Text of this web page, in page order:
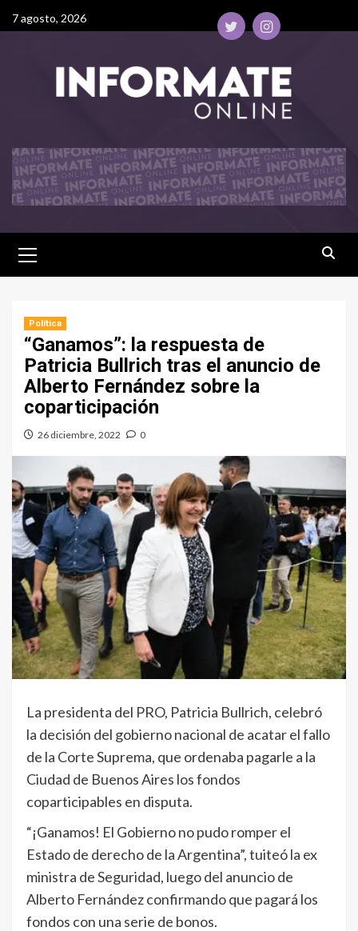
7 agosto, 2026
Política
“Ganamos”: la respuesta de
Patricia Bullrich tras el anuncio de
Alberto Fernández sobre la
coparticipación
26 diciembre, 2022 0
La presidenta del PRO, Patricia Bullrich, celebró
la decisión del gobierno nacional de acatar el fallo
de la Corte Suprema, que ordenaba pagarle a la
Ciudad de Buenos Aires los fondos
coparticipables en disputa.
“¡Ganamos! El Gobierno no pudo romper el
Estado de derecho de la Argentina”, tuiteó la ex
ministra de Seguridad, luego del anuncio de
Alberto Fernández confirmando que pagará los
fondos con una serie de bonos.